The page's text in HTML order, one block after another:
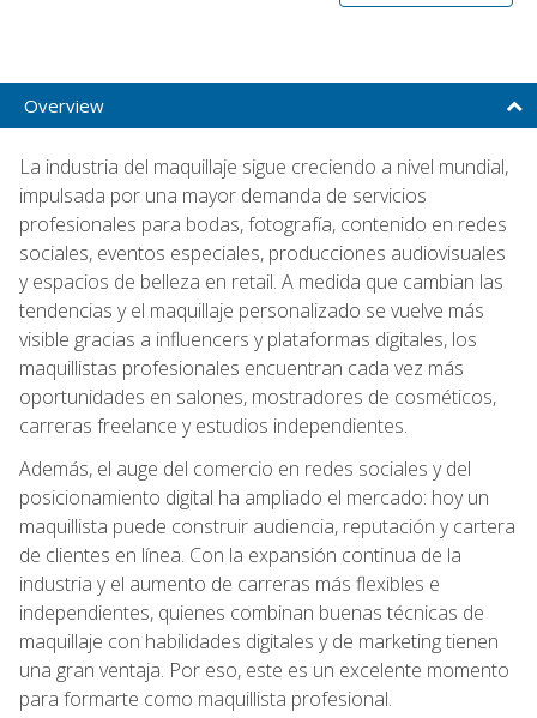
Overview
La industria del maquillaje sigue creciendo a nivel mundial,
impulsada por una mayor demanda de servicios
profesionales para bodas, fotografía, contenido en redes
sociales, eventos especiales, producciones audiovisuales
y espacios de belleza en retail. A medida que cambian las
tendencias y el maquillaje personalizado se vuelve más
visible gracias a influencers y plataformas digitales, los
maquillistas profesionales encuentran cada vez más
oportunidades en salones, mostradores de cosméticos,
carreras freelance y estudios independientes.
Además, el auge del comercio en redes sociales y del
posicionamiento digital ha ampliado el mercado: hoy un
maquillista puede construir audiencia, reputación y cartera
de clientes en línea. Con la expansión continua de la
industria y el aumento de carreras más flexibles e
independientes, quienes combinan buenas técnicas de
maquillaje con habilidades digitales y de marketing tienen
una gran ventaja. Por eso, este es un excelente momento
para formarte como maquillista profesional.